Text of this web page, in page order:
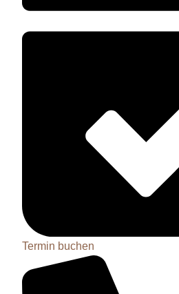
Termin buchen